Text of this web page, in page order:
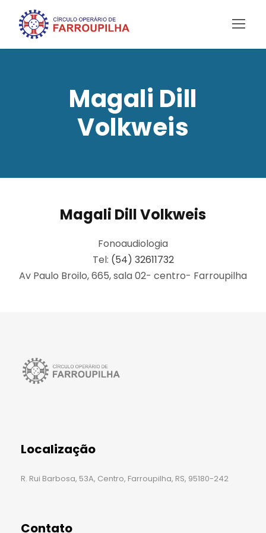
Magali Dill
Volkweis
Magali Dill Volkweis
Fonoaudiologia
Tel: (54) 32611732
Av Paulo Broilo, 665, sala 02- centro- Farroupilha
Localização
R. Rui Barbosa, 53A, Centro, Farroupilha, RS, 95180-242
Contato